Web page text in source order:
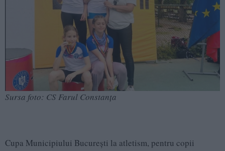
Sursa foto: CS Farul Constanța
Cupa Municipiului București la atletism, pentru copii